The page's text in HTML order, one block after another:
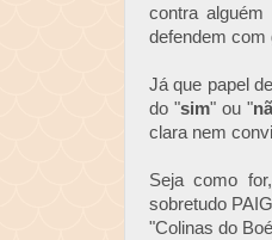
contra
defendem com
Já que papel
do "sim" ou "
clara nem
Seja como
sobretudo
"Colinas do